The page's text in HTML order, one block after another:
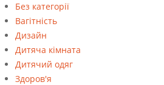
Без категорії
Вагітність
Дизайн
Дитяча кімната
Дитячий одяг
Здоров'я